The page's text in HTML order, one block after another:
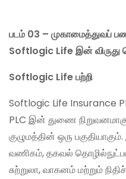
படம் 03 – முகாமைத்துவப்
Softlogic Life இன் விருது
Softlogic Life பற்றி
Softlogic Life Insurance
PLC இன் துணை
குழுமத்தின் ஒரு
வணிகம், தகவல்
சுற்றுலா, வாகனம் மற்றும்